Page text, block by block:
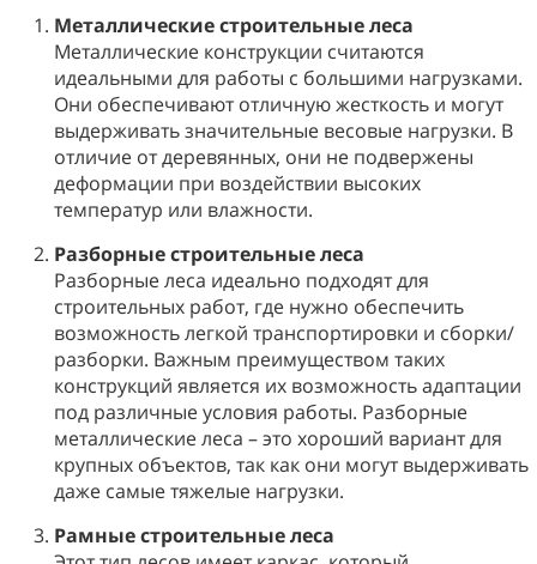
Металлические строительные леса
Металлические конструкции считаются
идеальными для работы с большими нагрузками.
Они обеспечивают отличную жесткость и могут
выдерживать значительные весовые нагрузки. В
отличие от деревянных, они не подвержены
деформации при воздействии высоких
температур или влажности.
Разборные строительные леса
Разборные леса идеально подходят для
строительных работ, где нужно обеспечить
возможность легкой транспортировки и сборки/
разборки. Важным преимуществом таких
конструкций является их возможность адаптации
под различные условия работы. Разборные
металлические леса – это хороший вариант для
крупных объектов, так как они могут выдерживать
даже самые тяжелые нагрузки.
Рамные строительные леса